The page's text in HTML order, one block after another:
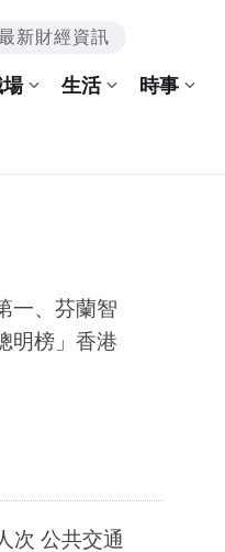
新財經資訊
生活 時事
一、芬蘭智
明榜」香港
次 公共交通